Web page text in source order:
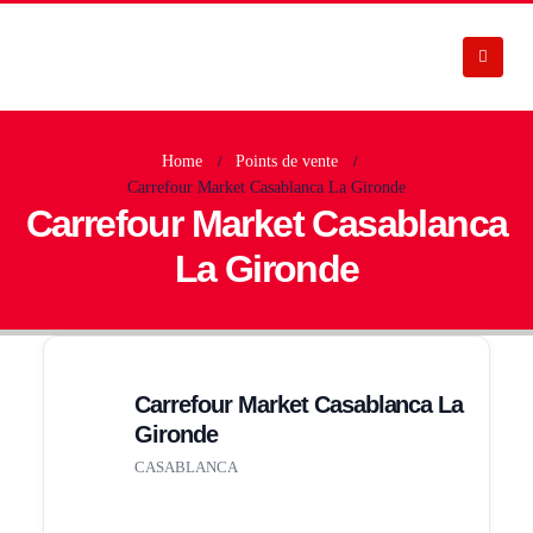
Home
Points de vente
Carrefour Market Casablanca La Gironde
Carrefour Market Casablanca
La Gironde
Carrefour Market Casablanca La
Gironde
CASABLANCA